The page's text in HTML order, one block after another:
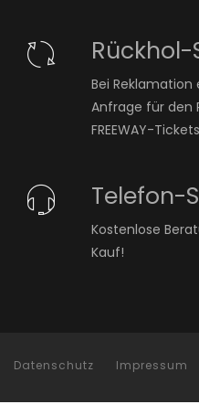
Rückhol-
Bei
Anfrage für den
FREEWAY-
Telefon-
Kostenlose
Kauf!
Datenschutz Impressum